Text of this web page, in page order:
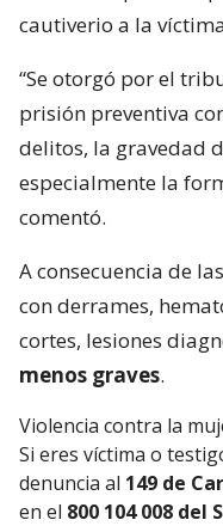
cautiverio a la
“Se otorgó por el
prisión preventiva
delitos, la gravedad
especialmente la
comentó.
A consecuencia de
con derrames,
cortes, lesiones
menos graves.
Violencia contra la
Si eres víctima o
denuncia al 149 de
en el 800 104 008 del